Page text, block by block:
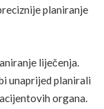
planiranje
liječenja.
unaprijed planirali
organa.